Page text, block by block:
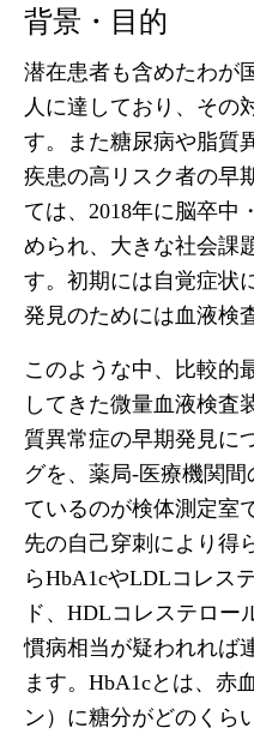
背景・目的
潜在患者も含めたわが
人に達しており、その
す。また糖尿病や脂質
疾患の高リスク者の早
ては、2018年に脳卒中
められ、大きな社会課
す。初期には自覚症状
発見のためには血液検
このような中、比較的
してきた微量血液検査
質異常症の早期発見に
グを、薬局-医療機関
ているのが検体測定室
先の自己穿刺により得
らHbA1cやLDLコレス
ド、HDLコレステロー
慣病相当が疑われれば
ます。HbA1cとは、赤
ン）に糖分がどのくら